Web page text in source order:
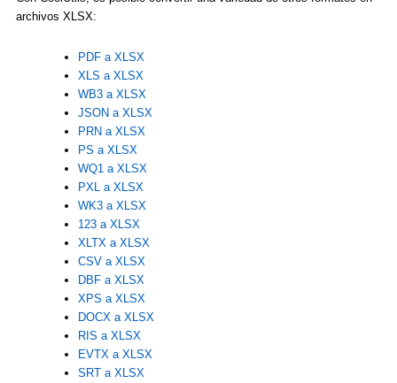
archivos XLSX:
PDF a XLSX
XLS a XLSX
WB3 a XLSX
JSON a XLSX
PRN a XLSX
PS a XLSX
WQ1 a XLSX
PXL a XLSX
WK3 a XLSX
123 a XLSX
XLTX a XLSX
CSV a XLSX
DBF a XLSX
XPS a XLSX
DOCX a XLSX
RIS a XLSX
EVTX a XLSX
SRT a XLSX